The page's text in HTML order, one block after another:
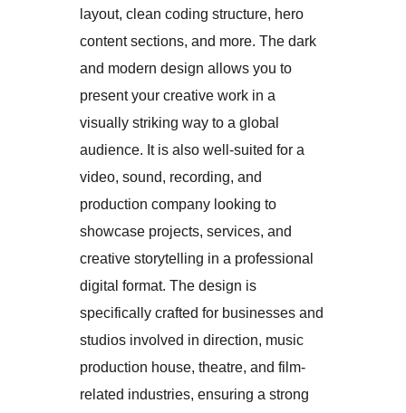
layout, clean coding structure, hero
content sections, and more. The dark
and modern design allows you to
present your creative work in a
visually striking way to a global
audience. It is also well-suited for a
video, sound, recording, and
production company looking to
showcase projects, services, and
creative storytelling in a professional
digital format. The design is
specifically crafted for businesses and
studios involved in direction, music
production house, theatre, and film-
related industries, ensuring a strong